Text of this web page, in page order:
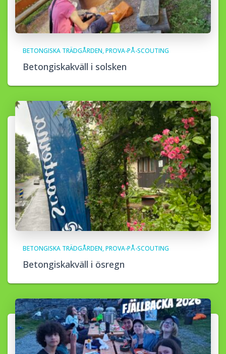
BETONGISKA TRÄDGÅRDEN PROVA-PÅ-SCOUTING
Betongiskakväll i solsken
BETONGISKA TRÄDGÅRDEN PROVA-PÅ-SCOUTING
Betongiskakväll i ösregn